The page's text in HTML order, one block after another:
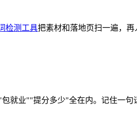
检测工具把素材和落地页扫一遍，再
就业""提分多少"全在内。记住一句